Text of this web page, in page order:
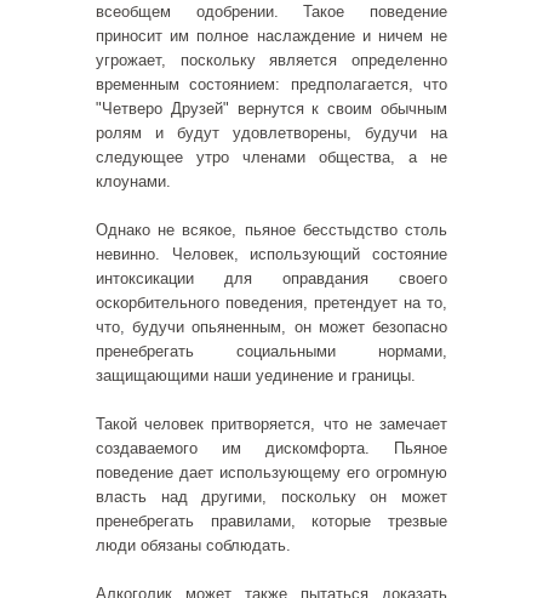
всеобщем одобрении. Такое поведение
приносит им полное наслаждение и ничем не
угрожает, поскольку является определенно
временным состоянием: предполагается, что
"Четверо Друзей" вернутся к своим обычным
ролям и будут удовлетворены, будучи на
следующее утро членами общества, а не
клоунами.
Однако не всякое, пьяное бесстыдство столь
невинно. Человек, использующий состояние
интоксикации для оправдания своего
оскорбительного поведения, претендует на то,
что, будучи опьяненным, он может безопасно
пренебрегать социальными нормами,
защищающими наши уединение и границы.
Такой человек притворяется, что не замечает
создаваемого им дискомфорта. Пьяное
поведение дает использующему его огромную
власть над другими, поскольку он может
пренебрегать правилами, которые трезвые
люди обязаны соблюдать.
Алкоголик может также пытаться доказать